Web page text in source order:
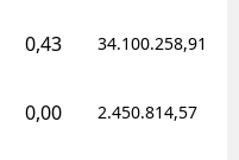
0,43 34.100.258,91
0,00 2.450.814,57